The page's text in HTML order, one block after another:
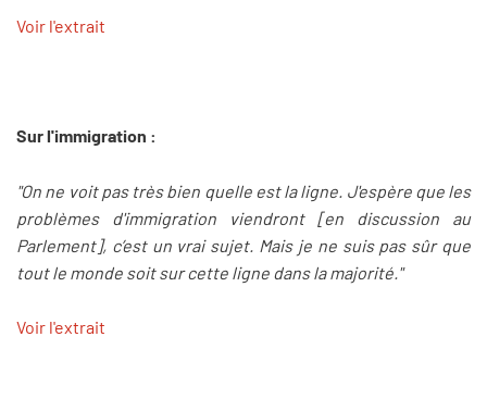
Voir l'extrait
Sur l'immigration :
"On ne voit pas très bien quelle est la ligne. J'espère que les
problèmes d'immigration viendront [en discussion au
Parlement], c’est un vrai sujet. Mais je ne suis pas sûr que
tout le monde soit sur cette ligne dans la majorité."
Voir l'extrait